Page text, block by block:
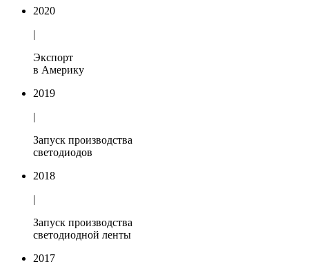
2020
|
Экспорт
в Америку
2019
|
Запуск производства
светодиодов
2018
|
Запуск производства
светодиодной ленты
2017